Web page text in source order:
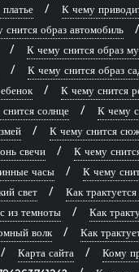
К чему
снится образ автомобиль
К чему снится образ
К чему снится образ
К чему снится
солнце
К чему
К чему снится
свечи
К чему
часы
К чему
свет
Как
из темноты
Как
волк
Как
Карта сайта
Кому